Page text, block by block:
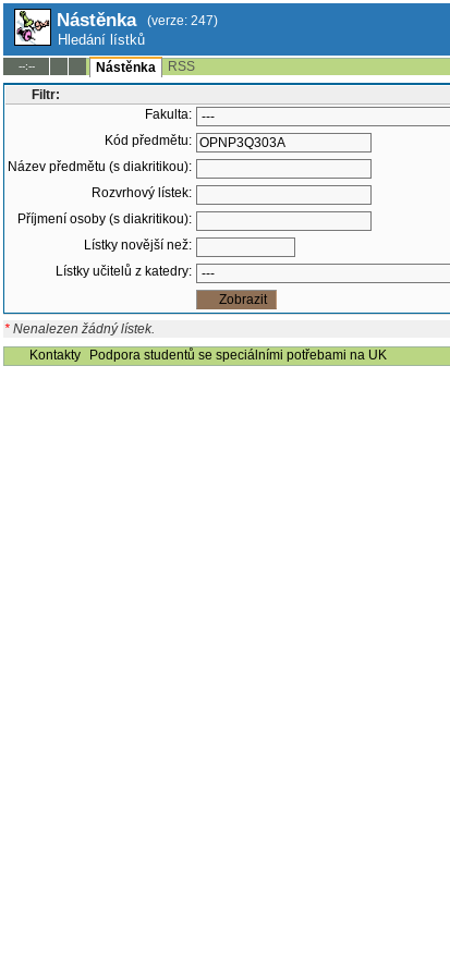
Nástěnka (verze: 247)
Hledání lístků
--:-- Nástěnka
RSS
Filtr:
Fakulta:
Kód předmětu:
Název předmětu (s diakritikou):
Rozvrhový lístek:
Příjmení osoby (s diakritikou):
Lístky novější než:
Lístky učitelů z katedry:
* Nenalezen žádný lístek.
Kontakty
Podpora studentů se speciálními potřebami na UK